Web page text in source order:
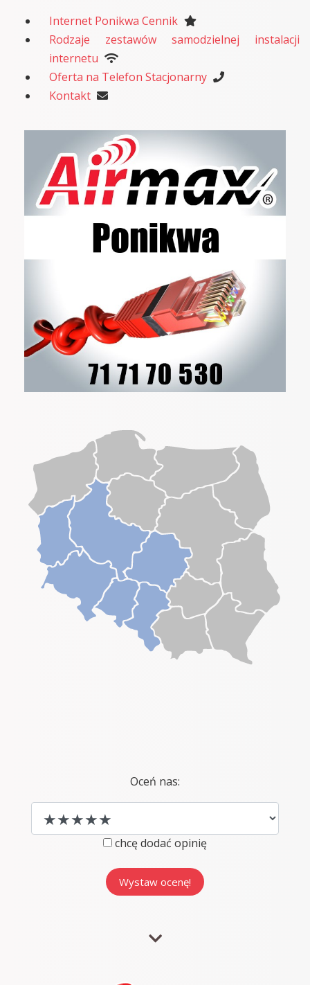
Internet Ponikwa Cennik
Rodzaje zestawów samodzielnej instalacji
internetu
Oferta na Telefon Stacjonarny
Kontakt
Oceń nas:
chcę dodać opinię